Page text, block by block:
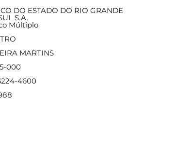
DO ESTADO DO RIO GRANDE
S.A.
Múltiplo
MARTINS
000
4600